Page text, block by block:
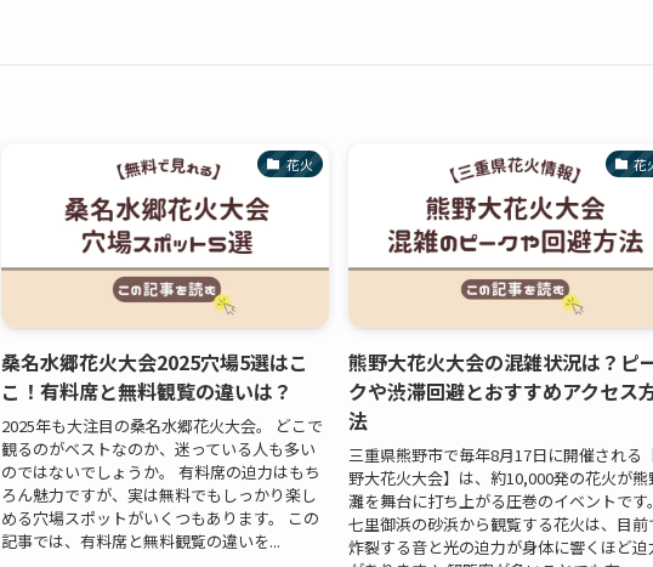
花火
桑名水郷花火大会2025穴場5選はこ
こ！有料席と無料観覧の違いは？
2025年も大注目の桑名水郷花火大会。 どこで
観るのがベストなのか、迷っている人も多い
のではないでしょうか。 有料席の迫力はもち
ろん魅力ですが、実は無料でもしっかり楽し
める穴場スポットがいくつもあります。 この
記事では、有料席と無料観覧の違いを...
花
熊野大花火大会の混雑状況は？ピ
クや渋滞回避とおすすめアクセス
法
三重県熊野市で毎年8月17日に開催される
野大花火大会】は、約10,000発の花火が熊
灘を舞台に打ち上がる圧巻のイベントです
七里御浜の砂浜から観覧する花火は、目前
炸裂する音と光の迫力が身体に響くほど迫